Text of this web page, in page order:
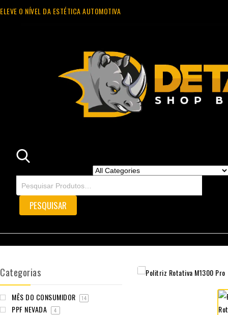
ELEVE O NÍVEL DA ESTÉTICA AUTOMOTIVA
Categorias
MÊS DO CONSUMIDOR 14
PPF NEVADA 4